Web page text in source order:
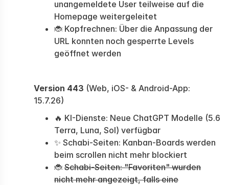
unangemeldete User teilweise auf die
Homepage weitergeleitet
🐞 Kopfrechnen: Über die Anpassung der
URL konnten noch gesperrte Levels
geöffnet werden
Version 443 (Web, iOS- & Android-App:
15.7.26)
🔥 KI-Dienste: Neue ChatGPT Modelle (5.6
Terra, Luna, Sol) verfügbar
✨ Schabi-Seiten: Kanban-Boards werden
beim scrollen nicht mehr blockiert
🐞 Schabi-Seiten: "Favoriten" wurden
nicht mehr angezeigt, falls eine